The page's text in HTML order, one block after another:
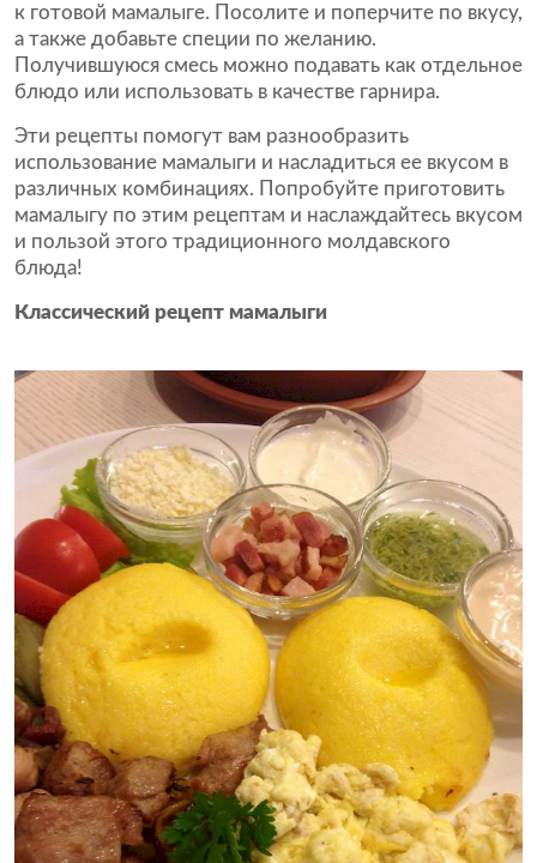
к готовой мамалыге. Посолите и поперчите по вкусу,
а также добавьте специи по желанию.
Получившуюся смесь можно подавать как отдельное
блюдо или использовать в качестве гарнира.
Эти рецепты помогут вам разнообразить
использование мамалыги и насладиться ее вкусом в
различных комбинациях. Попробуйте приготовить
мамалыгу по этим рецептам и наслаждайтесь вкусом
и пользой этого традиционного молдавского
блюда!
Классический рецепт мамалыги